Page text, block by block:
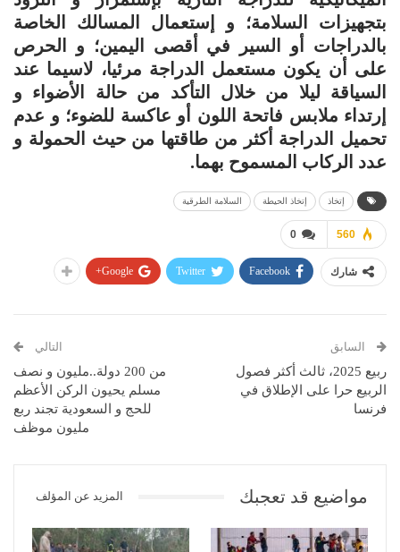
بتجهيزات السلامة؛ و إستعمال المسالك الخاصة
بالدراجات أو السير في أقصى اليمين؛ و الحرص
على أن يكون مستعمل الدراجة مرئيا، لاسيما عند
السياقة ليلا من خلال التأكد من حالة الأضواء و
إرتداء ملابس فاتحة اللون أو عاكسة للضوء؛ و عدم
تحميل الدراجة أكثر من طاقتها من حيث الحمولة و
عدد الركاب المسموح بهما.
إتخاذ إتخاذ الحيطة السلامة الطرقية
0 560
شارك Facebook
Twitter
Google+
السابق
ربيع 2025، ثالث أكثر فصول
الربيع حرا على الإطلاق في
فرنسا
التالي
من 200 دولة..مليون و نصف
مسلم يحيون الركن الأعظم
للحج و السعودية تجند ربع
مليون موظف
مواضيع قد تعجبك المزيد عن المؤلف